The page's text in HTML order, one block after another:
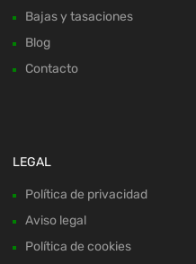
Bajas y tasaciones
Blog
Contacto
LEGAL
Política de privacidad
Aviso legal
Política de cookies